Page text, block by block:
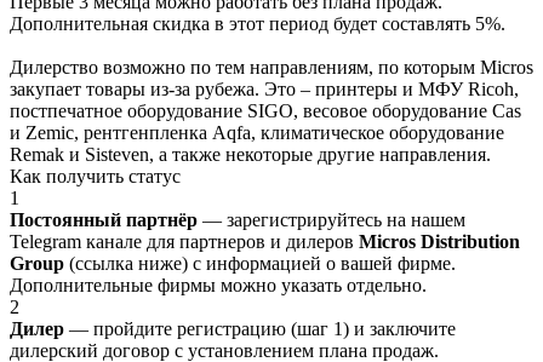
Дополнительная скидка в этот период будет составлять 5%.
Дилерство возможно по тем направлениям, по которым Micros
закупает товары из-за рубежа. Это – принтеры и МФУ Ricoh,
постпечатное оборудование SIGO, весовое оборудование Cas
и Zemic, рентгенпленка Aqfa, климатическое оборудование
Remak и Sisteven, а также некоторые другие направления.
Как получить статус
1
Постоянный партнёр — зарегистрируйтесь на нашем
Telegram канале для партнеров и дилеров Micros Distribution
Group (ссылка ниже) с информацией о вашей фирме.
Дополнительные фирмы можно указать отдельно.
2
Дилер — пройдите регистрацию (шаг 1) и заключите
дилерский договор с установлением плана продаж.